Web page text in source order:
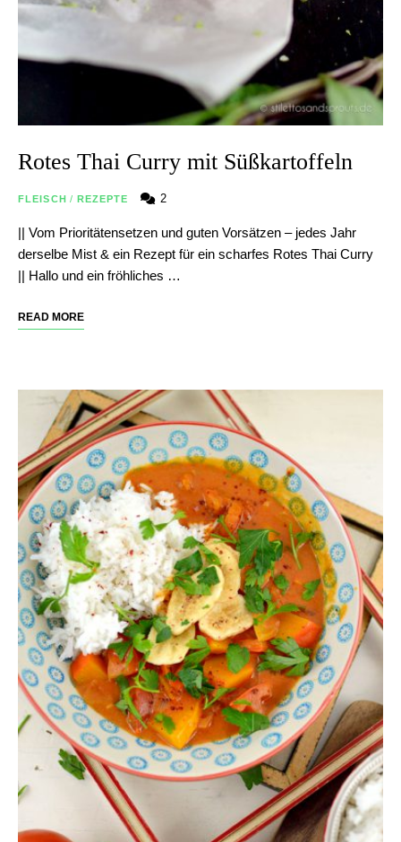
Rotes Thai Curry mit Süßkartoffeln
FLEISCH / REZEPTE 2
|| Vom Prioritätensetzen und guten Vorsätzen – jedes Jahr
derselbe Mist & ein Rezept für ein scharfes Rotes Thai Curry
|| Hallo und ein fröhliches …
READ MORE